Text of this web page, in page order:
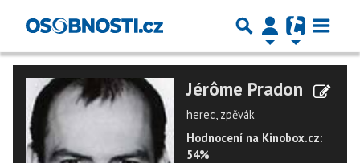
Jérôme Pradon
herec, zpěvák
Hodnocení na Kinobox.cz:
54%